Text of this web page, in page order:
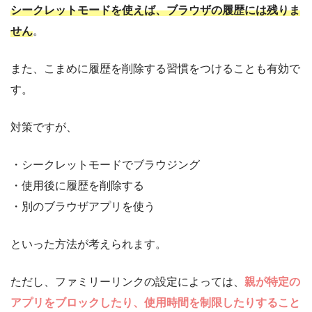
シークレットモードを使えば、ブラウザの履歴には残りま
せん。
また、こまめに履歴を削除する習慣をつけることも有効で
す。
対策ですが、
・シークレットモードでブラウジング
・使用後に履歴を削除する
・別のブラウザアプリを使う
といった方法が考えられます。
ただし、ファミリーリンクの設定によっては、 親が特定の
アプリをブロックしたり、使用時間を制限したりすること